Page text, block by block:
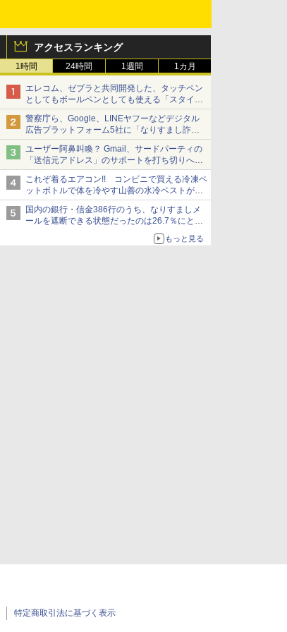
アクセスランキング
1時間 24時間 1週間 1カ月
エレコム、ゼブラと共同開発した、タッチペン
としてもボールペンとしても使える「スタイラ
スツーウェイ」発売 iPadにも紙にも、持ち替
えずに書き込める
警察庁ら、Google、LINEヤフーなどデジタル
広告プラットフォーム5社に「なりすまし詐欺
広告」対策強化を要請 著名人の写真や映像を
使った投資詐欺などへの対策として
ユーザー阿鼻叫喚？ Gmail、サードパーティの
「送信元アドレス」のサポートを打ち切りへ
【やじうまWatch】
これぞ着るエアコン!! コンビニで買える冷凍ペ
ットボトルで体を冷やす山善の水冷ベストがロ
ードバイクにちょうどいい【ぼっち・ざ・ろー
ど！その14】【空いた時間でなにしてる？】
国内の銀行・信金386行のうち、なりすましメ
ールを遮断できる状態だったのは26.7％にとど
まる～GMOブランドセキュリティ調査
もっと見る
特定商取引法に基づく表示